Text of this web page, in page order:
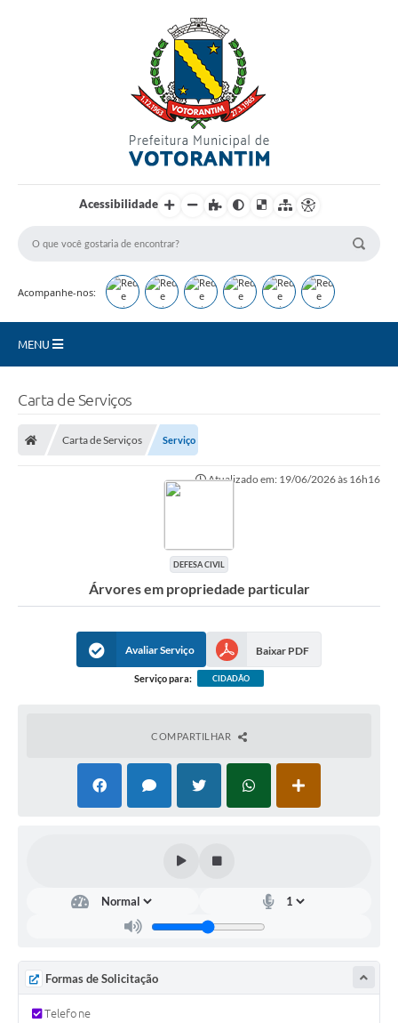
Acessibilidade
Acompanhe-nos:
MENU
Perguntas e Respostas Frequentes
Empreendedor
Plano Municipal de Retomada das Aulas Presenciais
Jornal (Edições anteriores)
Plano Municipal de Saneamento Básico
Arquivos para Download
Carta de Serviços
Carta de Serviços Serviço
Atualizado em: 19/06/2026 às 16h16
DEFESA CIVIL
Árvores em propriedade particular
Avaliar Serviço Baixar PDF
Serviço para: CIDADÃO
COMPARTILHAR
Formas de Solicitação
Telefone